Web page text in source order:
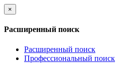
×
Расширенный поиск
Расширенный поиск
Профессиональный поиск